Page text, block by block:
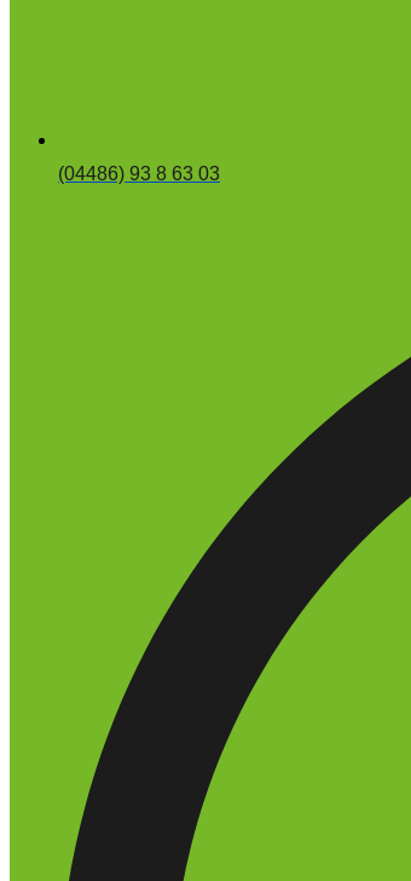
(04486) 93 8 63 03